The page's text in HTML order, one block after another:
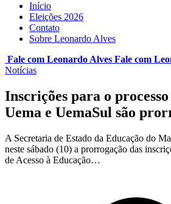
Início
Eleições 2026
Contato
Sobre Leonardo Alves
Fale com Leonardo Alves Fale com
Notícias
Inscrições para o
Uema e UemaSul são
A Secretaria de Estado da Educação do
neste sábado (10) a prorrogação das
de Acesso à Educação…